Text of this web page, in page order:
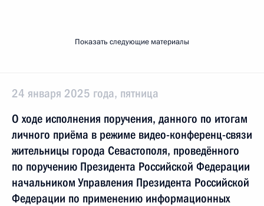
Показать следующие материалы
24 января 2025 года, пятница
О ходе исполнения поручения, данного по итогам
личного приёма в режиме видео-конференц-связи
жительницы города Севастополя, проведённого
по поручению Президента Российской Федерации
начальником Управления Президента Российской
Федерации по применению информационных